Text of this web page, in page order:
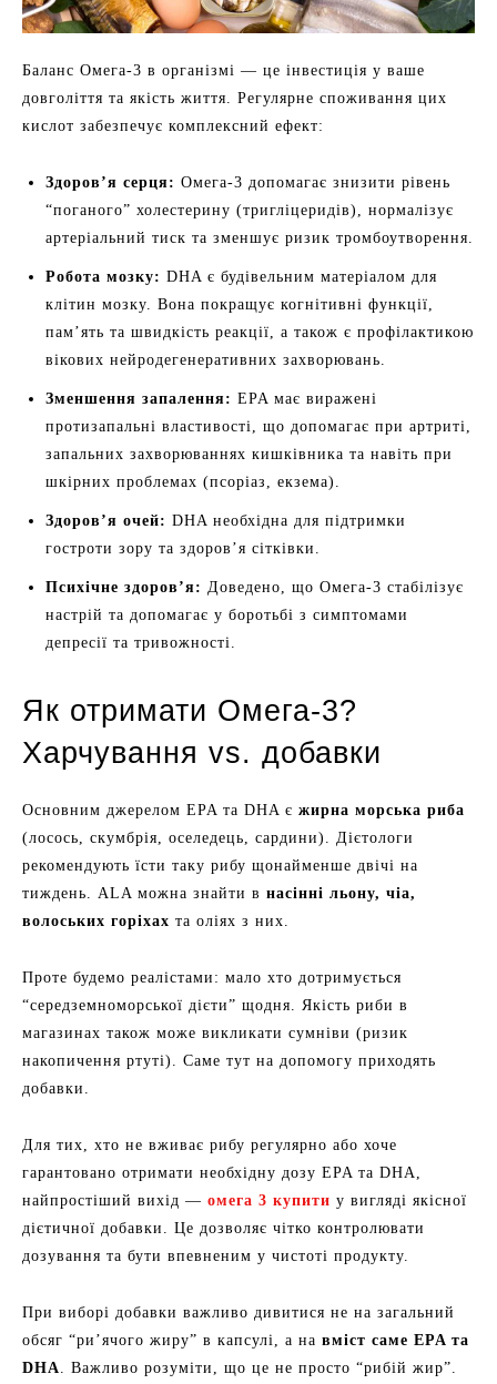
Баланс Омега-3 в організмі — це інвестиція у ваше
довголіття та якість життя. Регулярне споживання цих
кислот забезпечує комплексний ефект:
Здоров’я серця: Омега-3 допомагає знизити рівень
“поганого” холестерину (тригліцеридів), нормалізує
артеріальний тиск та зменшує ризик тромбоутворення.
Робота мозку: DHA є будівельним матеріалом для
клітин мозку. Вона покращує когнітивні функції,
пам’ять та швидкість реакції, а також є профілактикою
вікових нейродегенеративних захворювань.
Зменшення запалення: EPA має виражені
протизапальні властивості, що допомагає при артриті,
запальних захворюваннях кишківника та навіть при
шкірних проблемах (псоріаз, екзема).
Здоров’я очей: DHA необхідна для підтримки
гостроти зору та здоров’я сітківки.
Психічне здоров’я: Доведено, що Омега-3 стабілізує
настрій та допомагає у боротьбі з симптомами
депресії та тривожності.
Як отримати Омега-3?
Харчування vs. добавки
Основним джерелом EPA та DHA є жирна морська риба
(лосось, скумбрія, оселедець, сардини). Дієтологи
рекомендують їсти таку рибу щонайменше двічі на
тиждень. ALA можна знайти в насінні льону, чіа,
волоських горіхах та оліях з них.
Проте будемо реалістами: мало хто дотримується
“середземноморської дієти” щодня. Якість риби в
магазинах також може викликати сумніви (ризик
накопичення ртуті). Саме тут на допомогу приходять
добавки.
Для тих, хто не вживає рибу регулярно або хоче
гарантовано отримати необхідну дозу EPA та DHA,
найпростіший вихід — омега 3 купити у вигляді якісної
дієтичної добавки. Це дозволяє чітко контролювати
дозування та бути впевненим у чистоті продукту.
При виборі добавки важливо дивитися не на загальний
обсяг “ри’ячого жиру” в капсулі, а на вміст саме EPA та
DHA
. Важливо розуміти, що це не просто “рибій жир”.